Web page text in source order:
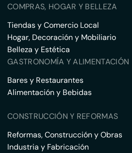
COMPRAS, HOGAR Y BELLEZA
Tiendas y Comercio Local
Hogar, Decoración y Mobiliario
Belleza y Estética
GASTRONOMÍA Y ALIMENTACIÓN
Bares y Restaurantes
Alimentación y Bebidas
CONSTRUCCIÓN Y REFORMAS
Reformas, Construcción y Obras
Industria y Fabricación